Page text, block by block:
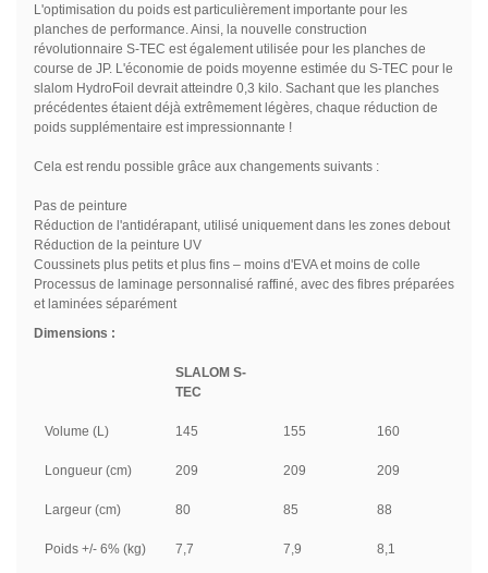
L'optimisation du poids est particulièrement importante pour les
planches de performance. Ainsi, la nouvelle construction
révolutionnaire S-TEC est également utilisée pour les planches de
course de JP. L'économie de poids moyenne estimée du S-TEC pour le
slalom HydroFoil devrait atteindre 0,3 kilo. Sachant que les planches
précédentes étaient déjà extrêmement légères, chaque réduction de
poids supplémentaire est impressionnante !
Cela est rendu possible grâce aux changements suivants :
Pas de peinture
Réduction de l'antidérapant, utilisé uniquement dans les zones debout
Réduction de la peinture UV
Coussinets plus petits et plus fins – moins d'EVA et moins de colle
Processus de laminage personnalisé raffiné, avec des fibres préparées
et laminées séparément
Dimensions :
SLALOM S-
TEC
Volume (L) 145 155 160
Longueur (cm) 209 209 209
Largeur (cm) 80 85 88
Poids +/- 6% (kg) 7,7 7,9 8,1